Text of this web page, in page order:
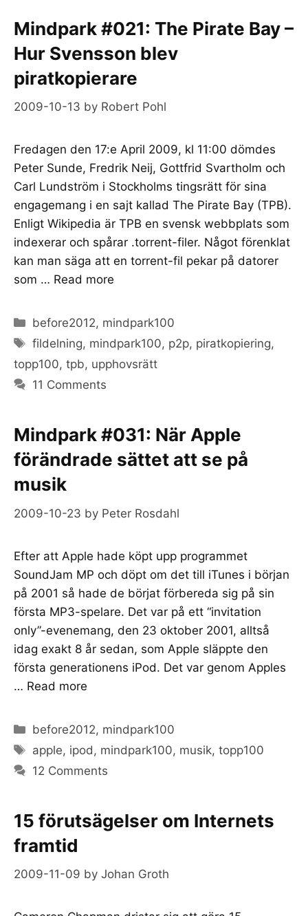
Mindpark #021: The Pirate Bay –
Hur Svensson blev
piratkopierare
2009-10-13 by Robert Pohl
Fredagen den 17:e April 2009, kl 11:00 dömdes
Peter Sunde, Fredrik Neij, Gottfrid Svartholm och
Carl Lundström i Stockholms tingsrätt för sina
engagemang i en sajt kallad The Pirate Bay (TPB).
Enligt Wikipedia är TPB en svensk webbplats som
indexerar och spårar .torrent-filer. Något förenklat
kan man säga att en torrent-fil pekar på datorer
som … Read more
Categories
before2012, mindpark100
Tags
fildelning, mindpark100, p2p, piratkopiering,
topp100, tpb, upphovsrätt
11 Comments
Mindpark #031: När Apple
förändrade sättet att se på
musik
2009-10-23 by Peter Rosdahl
Efter att Apple hade köpt upp programmet
SoundJam MP och döpt om det till iTunes i början
på 2001 så hade de börjat förbereda sig på sin
första MP3-spelare. Det var på ett “invitation
only”-evenemang, den 23 oktober 2001, alltså
idag exakt 8 år sedan, som Apple släppte den
första generationens iPod. Det var genom Apples
… Read more
Categories
before2012, mindpark100
Tags
apple, ipod , mindpark100, musik,topp100
12 Comments
15 förutsägelser om Internets
framtid
2009-11-09 by Johan Groth